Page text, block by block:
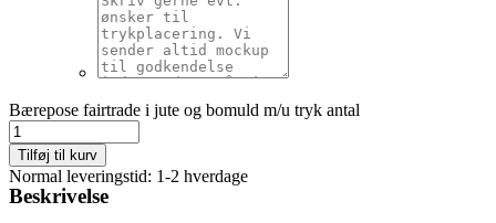
Bærepose fairtrade i jute og bomuld m/u tryk antal
Tilføj til kurv
Normal leveringstid: 1-2 hverdage
Beskrivelse